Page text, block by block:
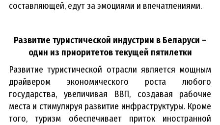
составляющей, едут за эмоциями и впечатлениями.
Развитие туристической индустрии в Беларуси –
один из приоритетов текущей пятилетки
Развитие туристической отрасли является мощным
драйвером экономического роста любого
государства, увеличивая ВВП, создавая рабочие
места и стимулируя развитие инфраструктуры. Кроме
того, туризм обеспечивает приток иностранной